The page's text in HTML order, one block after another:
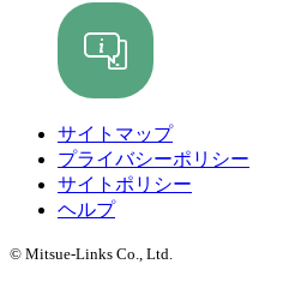
サイトマップ
プライバシーポリシー
サイトポリシー
ヘルプ
© Mitsue-Links Co., Ltd.